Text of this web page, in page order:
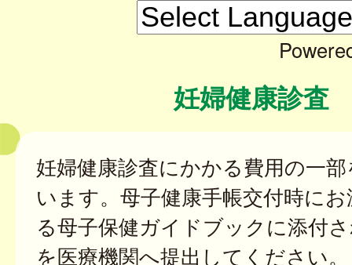
妊婦健康診査
妊婦健康診査にかかる費用の一
います。母子健康手帳交付時に
る母子保健ガイドブックに添付
を医療機関へ提出してください。